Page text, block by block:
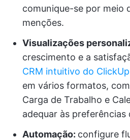
comunique-se por meio
menções.
Visualizações
crescimento e a
CRM intuitivo do ClickUp
em vários formatos,
Carga de Trabalho e
adequar às preferências
Automação: configure